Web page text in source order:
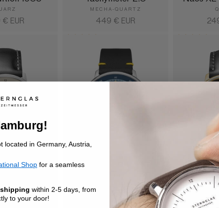
EUR
MECHA-QUARTZ
Normaler
449 € EUR
Hamburg Edition 1911
QUARZ
Naos
located in Germany, Austria,
Shop for a seamless
within 2-5 days, from
to your door!